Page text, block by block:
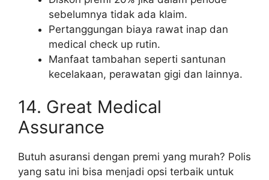
sebelumnya tidak ada klaim.
Pertanggungan biaya rawat inap dan
medical check up rutin.
Manfaat tambahan seperti santunan
kecelakaan, perawatan gigi dan lainnya.
14. Great Medical
Assurance
Butuh asuransi dengan premi yang murah? Polis
yang satu ini bisa menjadi opsi terbaik untuk